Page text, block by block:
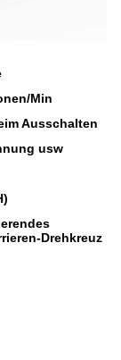
Min
Ausschalten
usw
Drehkreuz